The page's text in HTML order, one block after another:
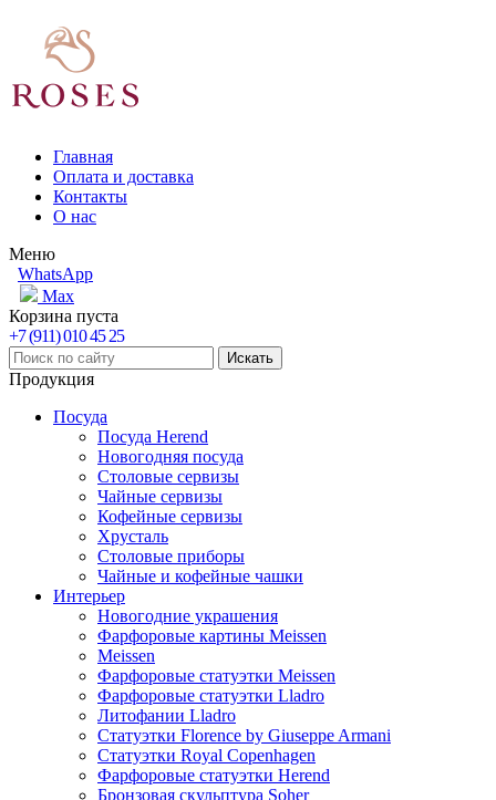
Главная
Оплата и доставка
Контакты
О нас
Меню
WhatsApp
Max
Корзина пуста
+7 (911) 010 45 25
Продукция
Посуда
Посуда Herend
Новогодняя посуда
Столовые сервизы
Чайные сервизы
Кофейные сервизы
Хрусталь
Столовые приборы
Чайные и кофейные чашки
Интерьер
Новогодние украшения
Фарфоровые картины Meissen
Meissen
Фарфоровые статуэтки Meissen
Фарфоровые статуэтки Lladro
Литофании Lladro
Статуэтки Florence by Giuseppe Armani
Статуэтки Royal Copenhagen
Фарфоровые статуэтки Herend
Бронзовая скульптура Soher